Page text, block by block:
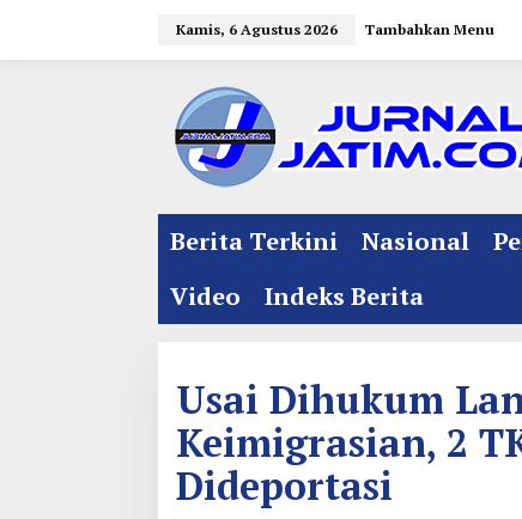
Kamis, 6 Agustus 2026 Tambahkan Menu
Berita Terkini Nasional
Video
Indeks Berita
Usai Dihukum
Keimigrasian, 2
Dideportasi